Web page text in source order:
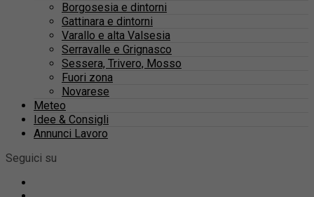
Borgosesia e dintorni
Gattinara e dintorni
Varallo e alta Valsesia
Serravalle e Grignasco
Sessera, Trivero, Mosso
Fuori zona
Novarese
Meteo
Idee & Consigli
Annunci Lavoro
Seguici su